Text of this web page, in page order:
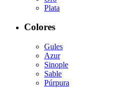
Plata
Colores
Gules
Azur
Sinople
Sable
Púrpura